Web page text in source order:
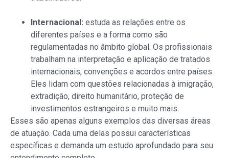
Internacional: estuda as relações entre os
diferentes países e a forma como são
regulamentadas no âmbito global. Os profissionais
trabalham na interpretação e aplicação de tratados
internacionais, convenções e acordos entre países.
Eles lidam com questões relacionadas à imigração,
extradição, direito humanitário, proteção de
investimentos estrangeiros e muito mais.
Esses são apenas alguns exemplos das diversas áreas
de atuação. Cada uma delas possui características
específicas e demanda um estudo aprofundado para seu